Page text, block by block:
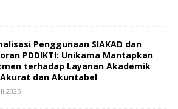
Penggunaan SIAKAD dan
PDDIKTI: Unikama Mantapkan
terhadap Layanan Akademik
dan Akuntabel
2025